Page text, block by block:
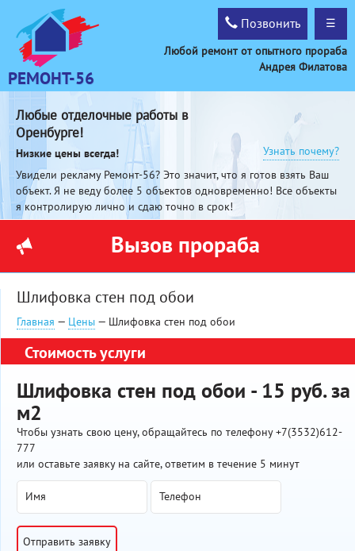
Позвонить ☰
РЕМОНТ-56
Любой ремонт от опытного прораба
Андрея Филатова
Любые отделочные работы в
Оренбурге!
Низкие цены всегда!
Узнать почему?
Увидели рекламу Ремонт-56? Это значит, что я готов взять Ваш
объект. Я не веду более 5 объектов одновременно! Все объекты
я контролирую лично и сдаю точно в срок!
Вызов прораба
Шлифовка стен под обои
Главная — Цены — Шлифовка стен под обои
Стоимость услуги
Шлифовка стен под обои - 15 руб. за
м2
Чтобы узнать свою цену, обращайтесь по телефону +7(3532)612-
777
или оставьте заявку на сайте, ответим в течение 5 минут
Отправить заявку